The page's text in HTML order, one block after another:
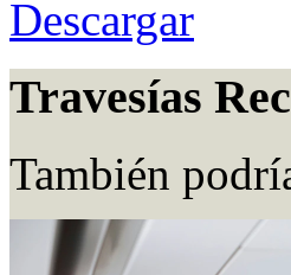
Descargar
Travesías
También